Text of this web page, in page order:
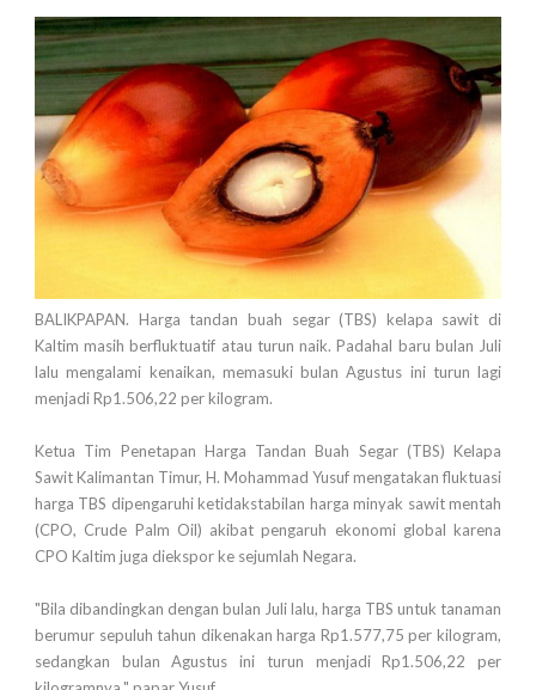
BALIKPAPAN. Harga tandan buah segar (TBS) kelapa sawit di
Kaltim masih berfluktuatif atau turun naik. Padahal baru bulan Juli
lalu mengalami kenaikan, memasuki bulan Agustus ini turun lagi
menjadi Rp1.506,22 per kilogram.
Ketua Tim Penetapan Harga Tandan Buah Segar (TBS) Kelapa
Sawit Kalimantan Timur, H. Mohammad Yusuf mengatakan fluktuasi
harga TBS dipengaruhi ketidakstabilan harga minyak sawit mentah
(CPO, Crude Palm Oil) akibat pengaruh ekonomi global karena
CPO Kaltim juga diekspor ke sejumlah Negara.
"Bila dibandingkan dengan bulan Juli lalu, harga TBS untuk tanaman
berumur sepuluh tahun dikenakan harga Rp1.577,75 per kilogram,
sedangkan bulan Agustus ini turun menjadi Rp1.506,22 per